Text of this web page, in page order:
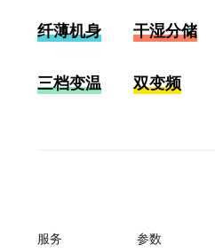
纤薄机身 干湿分储
三档变温 双变频
服务 参数